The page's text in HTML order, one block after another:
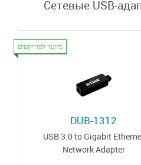
Сетевые USB-
מיועד לפרויקטים
DUB-1312
USB 3.0 to Gigabit
Network Adapter